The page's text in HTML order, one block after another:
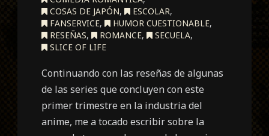
COSAS DE JAPÓN, ESCOLAR,
FANSERVICE, HUMOR CUESTIONABLE,
RESEÑAS, ROMANCE, SECUELA,
SLICE OF LIFE
Continuando con las reseñas de algunas
de las series que concluyen con este
primer trimestre en la industria del
anime, me a tocado escribir sobre la